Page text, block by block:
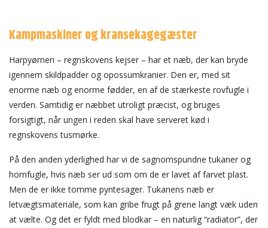
Kampmaskiner og kransekagegæster
Harpyørnen – regnskovens kejser – har et næb, der kan bryde
igennem skildpadder og opossumkranier. Den er, med sit
enorme næb og enorme fødder, en af de stærkeste rovfugle i
verden. Samtidig er næbbet utroligt præcist, og bruges
forsigtigt, når ungen i reden skal have serveret kød i
regnskovens tusmørke.
På den anden yderlighed har vi de sagnomspundne tukaner og
hornfugle, hvis næb ser ud som om de er lavet af farvet plast.
Men de er ikke tomme pyntesager. Tukanens næb er
letvægtsmateriale, som kan gribe frugt på grene langt væk uden
at vælte. Og det er fyldt med blodkar – en naturlig “radiator”, der